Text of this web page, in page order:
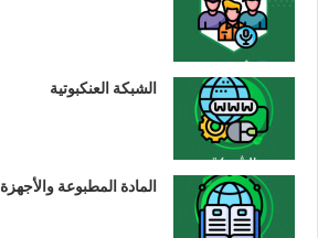
الشبكة العنكبوتية
المادة المطبوعة والأجهزة